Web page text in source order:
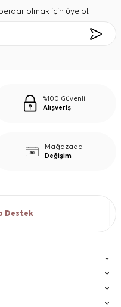
olmak için üye ol.
%100 Güvenli
Alışveriş
Mağazada
Değişim
Destek